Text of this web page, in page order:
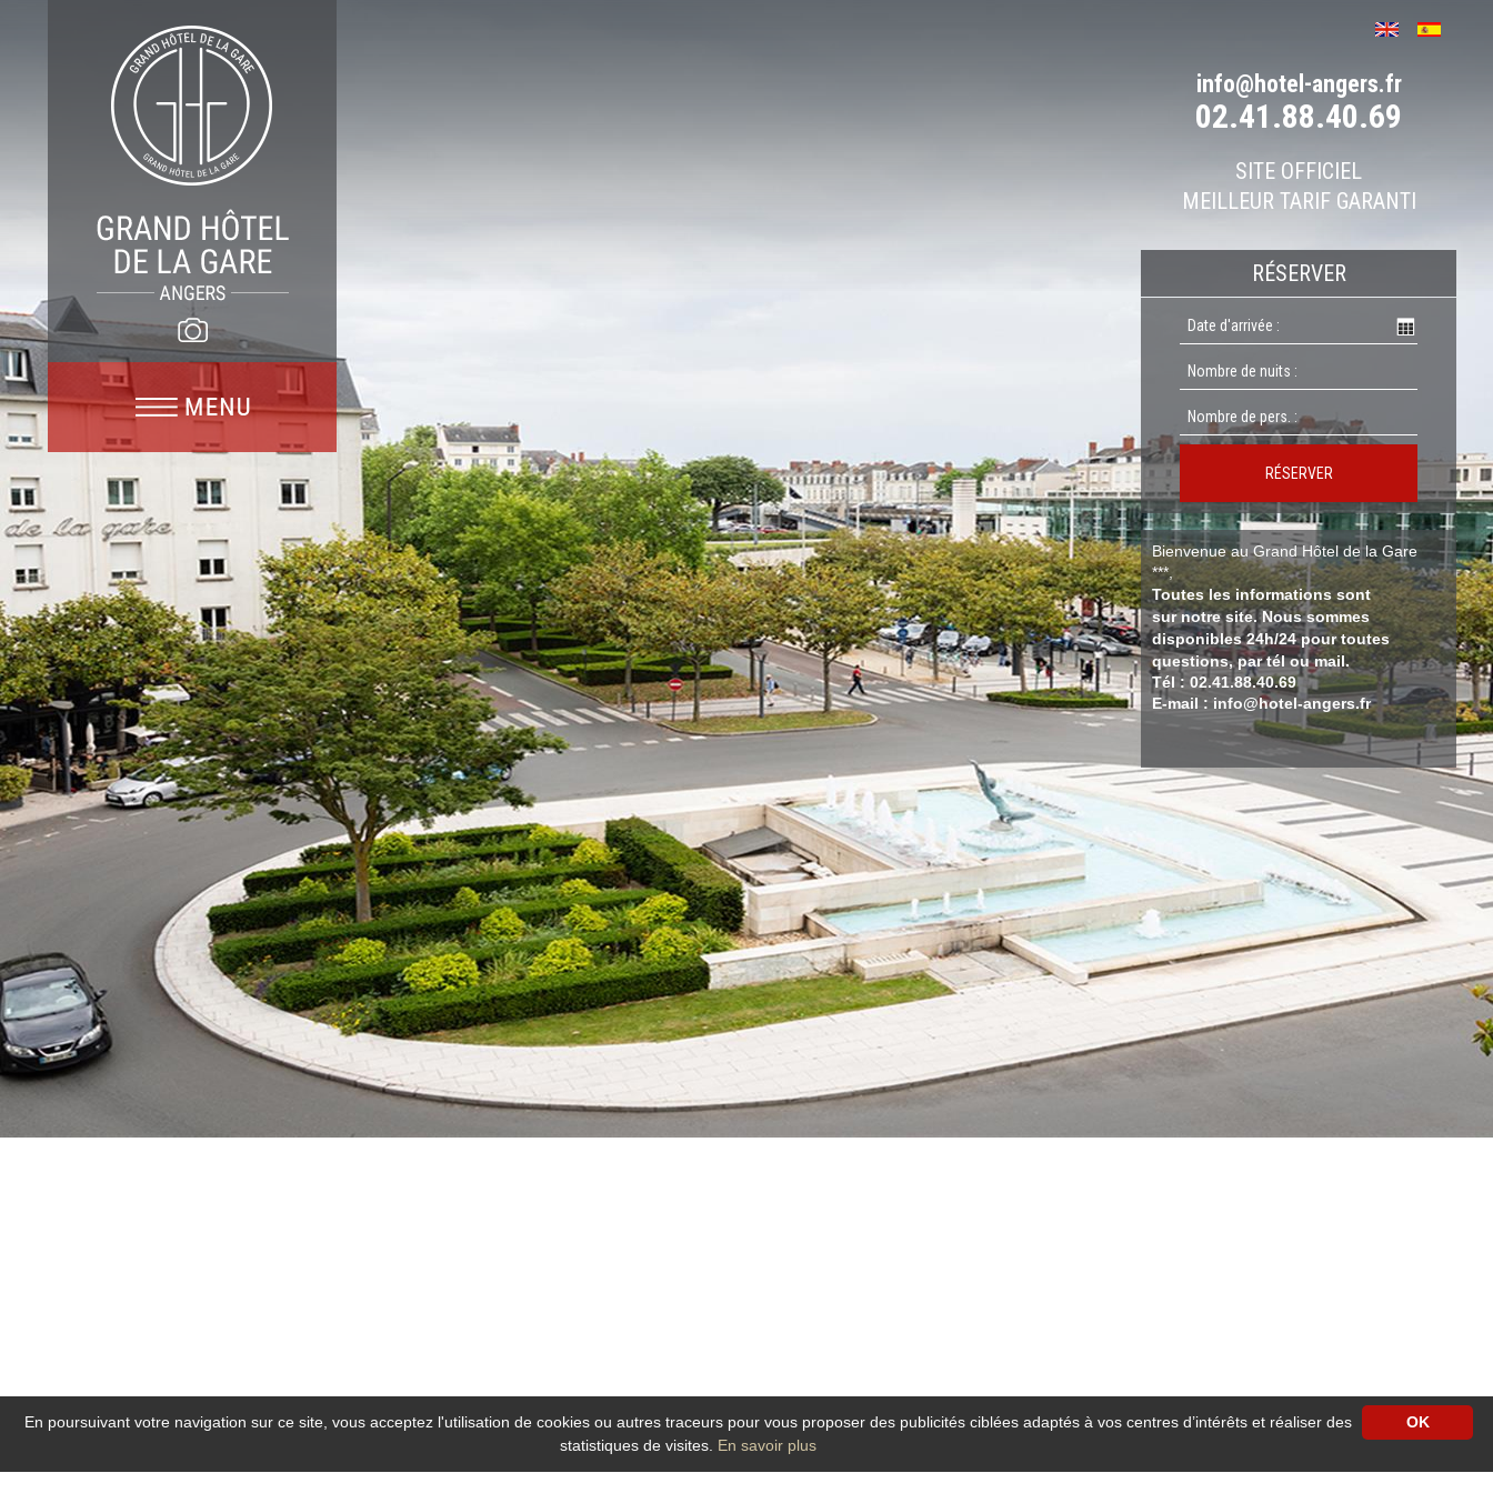
info@hotel-angers.fr
02.41.88.40.69
SITE OFFICIEL
MEILLEUR TARIF GARANTI
RÉSERVER
RÉSERVER
Bienvenue au Grand Hôtel de la Gare
***,
Toutes les informations sont
sur notre site. Nous sommes
disponibles 24h/24 pour toutes
questions, par tél ou mail.
Tél : 02.41.88.40.69
E-mail : info@hotel-angers.fr
OK
En poursuivant votre navigation sur ce site, vous acceptez l'utilisation de cookies ou autres traceurs pour vous proposer des publicités ciblées adaptés à vos centres d’intérêts et réaliser des
statistiques de visites. En savoir plus